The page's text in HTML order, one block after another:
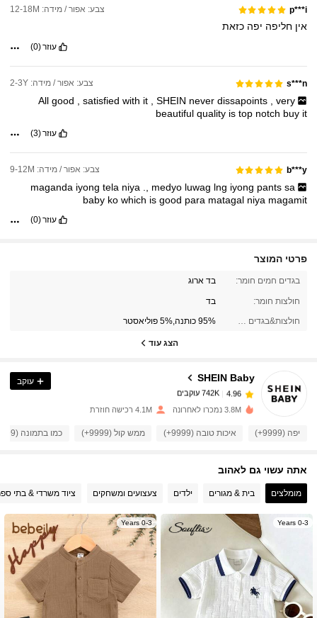
p***i צבע: אפור / מידה: 12-18M
איןחליפה יפהכזאת
עוזר(0)
s***n צבע: אפור / מידה: 2-3Y
Allgood ,satisfiedwith it ,SHEIN neverdissapoints ,very
beautiful quality is top notch buy it
עוזר(3)
b***y צבע: אפור / מידה: 9-12M
maganda iyongtela niya medyo luwag lng iyong pantssa
baby ko which is good para matagal niya magamit
עוזר(0)
פרטי המוצר
בגדים חמים חומר: בד ארוג
חולצות חומר: בד
חולצות&בגדים חמים&מכנסיים הרכב בד: 95% כותנה,5% פוליאסטר
הצג עוד
SHEIN Baby
742K עוקבים
4.96
742K עוקבים
4.96 742K עוקבים
4.96
4.96 742K עוקבים
4.96 742K עוקבים
עוקב
3.8M נמכרו לאחרונה 4.1M רכישה חוזרת
יפה (9999+) איכות טובה (9999+) ממש קול (9999+) כמו בתמונה (9999+)
אתה עשוי גם לאהוב
מומלצים בית & מגורים ילדים צעצועים ומשחקים ציוד משרדי & בתי
0-3 Years
0-3 Years